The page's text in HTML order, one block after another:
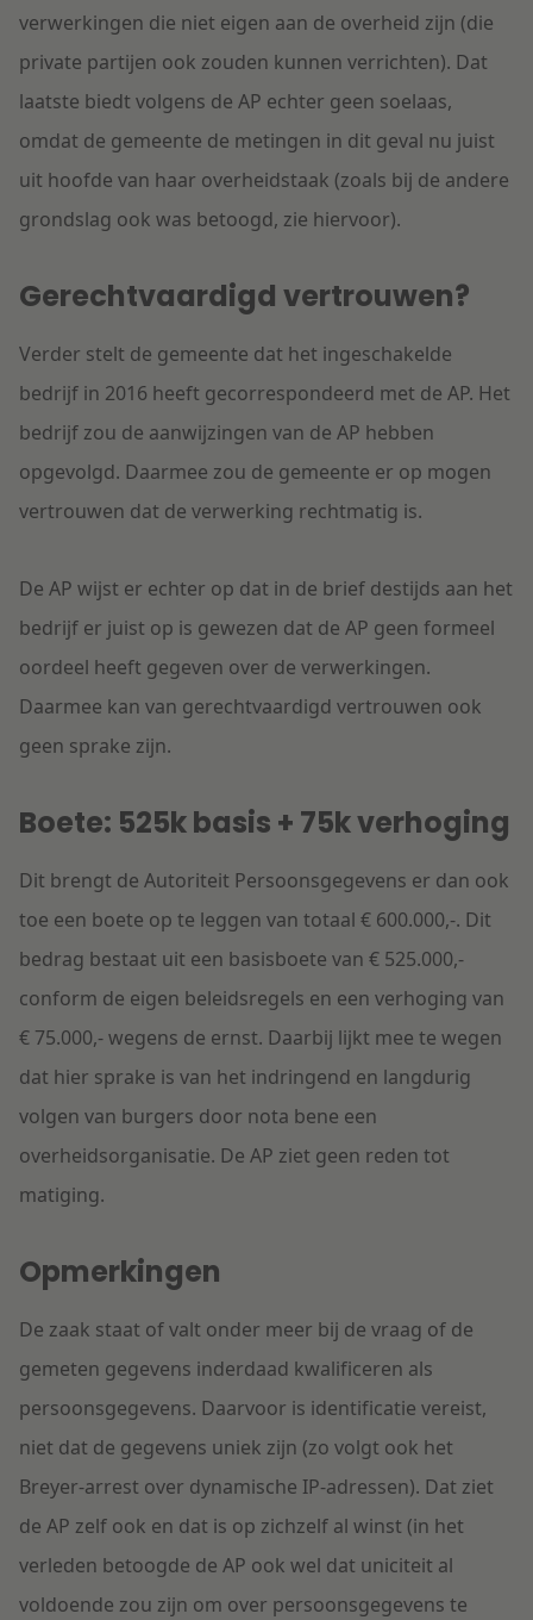
verwerkingen die niet eigen aan de overheid zijn (die
private partijen ook zouden kunnen verrichten). Dat
laatste biedt volgens de AP echter geen soelaas,
omdat de gemeente de metingen in dit geval nu juist
uit hoofde van haar overheidstaak (zoals bij de andere
grondslag ook was betoogd, zie hiervoor).
Gerechtvaardigd vertrouwen?
Verder stelt de gemeente dat het ingeschakelde
bedrijf in 2016 heeft gecorrespondeerd met de AP. Het
bedrijf zou de aanwijzingen van de AP hebben
opgevolgd. Daarmee zou de gemeente er op mogen
vertrouwen dat de verwerking rechtmatig is.
De AP wijst er echter op dat in de brief destijds aan het
bedrijf er juist op is gewezen dat de AP geen formeel
oordeel heeft gegeven over de verwerkingen.
Daarmee kan van gerechtvaardigd vertrouwen ook
geen sprake zijn.
Boete: 525k basis + 75k verhoging
Dit brengt de Autoriteit Persoonsgegevens er dan ook
toe een boete op te leggen van totaal € 600.000,-. Dit
bedrag bestaat uit een basisboete van € 525.000,-
conform de eigen beleidsregels en een verhoging van
€ 75.000,- wegens de ernst. Daarbij lijkt mee te wegen
dat hier sprake is van het indringend en langdurig
volgen van burgers door nota bene een
overheidsorganisatie. De AP ziet geen reden tot
matiging.
Opmerkingen
De zaak staat of valt onder meer bij de vraag of de
gemeten gegevens inderdaad kwalificeren als
persoonsgegevens. Daarvoor is identificatie vereist,
niet dat de gegevens uniek zijn (zo volgt ook het
Breyer-arrest over dynamische IP-adressen). Dat ziet
de AP zelf ook en dat is op zichzelf al winst (in het
verleden betoogde de AP ook wel dat uniciteit al
voldoende zou zijn om over persoonsgegevens te